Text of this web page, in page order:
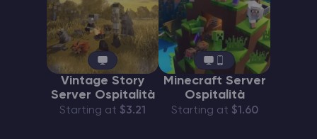
Vintage Story
Server Ospitalità
Starting at $3.21
Minecraft Server
Ospitalità
Starting at $1.60